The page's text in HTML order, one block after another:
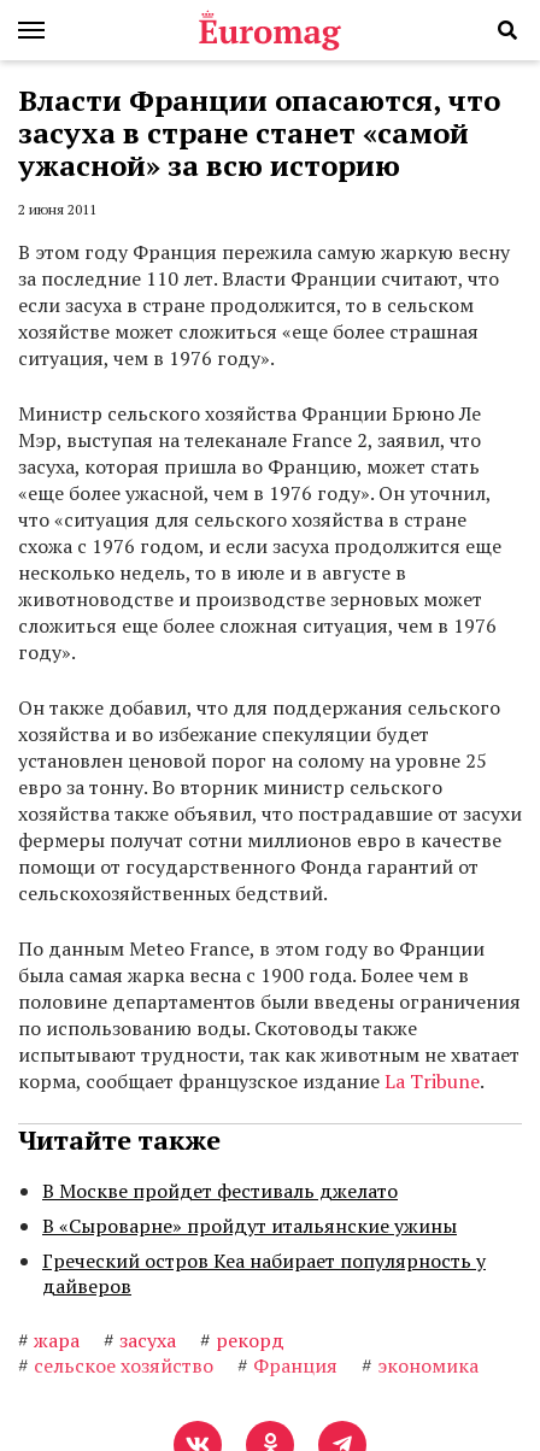
Власти Франции опасаются, что
засуха в стране станет «самой
ужасной» за всю историю
2 июня 2011
В этом году Франция пережила самую жаркую весну
за последние 110 лет. Власти Франции считают, что
если засуха в стране продолжится, то в сельском
хозяйстве может сложиться «еще более страшная
ситуация, чем в 1976 году».
Министр сельского хозяйства Франции Брюно Ле
Мэр, выступая на телеканале France 2, заявил, что
засуха, которая пришла во Францию, может стать
«еще более ужасной, чем в 1976 году». Он уточнил,
что «ситуация для сельского хозяйства в стране
схожа с 1976 годом, и если засуха продолжится еще
несколько недель, то в июле и в августе в
животноводстве и производстве зерновых может
сложиться еще более сложная ситуация, чем в 1976
году».
Он также добавил, что для поддержания сельского
хозяйства и во избежание спекуляции будет
установлен ценовой порог на солому на уровне 25
евро за тонну. Во вторник министр сельского
хозяйства также объявил, что пострадавшие от засухи
фермеры получат сотни миллионов евро в качестве
помощи от государственного Фонда гарантий от
сельскохозяйственных бедствий.
По данным Meteo France, в этом году во Франции
была самая жарка весна с 1900 года. Более чем в
половине департаментов были введены ограничения
по использованию воды. Скотоводы также
испытывают трудности, так как животным не хватает
корма, сообщает французское изданиеLa Tribune.
Читайте также
В Москве пройдет фестиваль джелато
В «Сыроварне» пройдут итальянские ужины
Греческий остров Кеа набирает популярность у
дайверов
# жара # засуха # рекорд
# сельское хозяйство # Франция # экономика